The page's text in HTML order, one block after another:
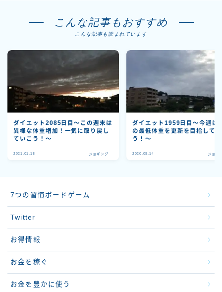
こんな記事もおすすめ
こんな記事も読まれています
ダイエット2085日目～この週末は
異様な体重増加！一気に取り戻し
ていこう！～
2021.01.18 ジョギング
ダイエット1959日目～今週は
の最低体重を更新を目指して
う！～
2020.09.14 ジョギ
7つの習慣ボードゲーム
Twitter
お得情報
お金を稼ぐ
お金を豊かに使う